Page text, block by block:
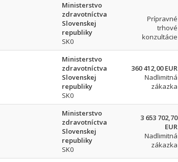
Ministerstvo
zdravotníctva
Slovenskej
republiky
SK0
Prípravné
trhové
konzultácie
Ministerstvo
zdravotníctva
Slovenskej
republiky
SK0
360 412,00 EUR
Nadlimitná
zákazka
Ministerstvo
zdravotníctva
Slovenskej
republiky
SK0
3 653 702,70
EUR
Nadlimitná
zákazka